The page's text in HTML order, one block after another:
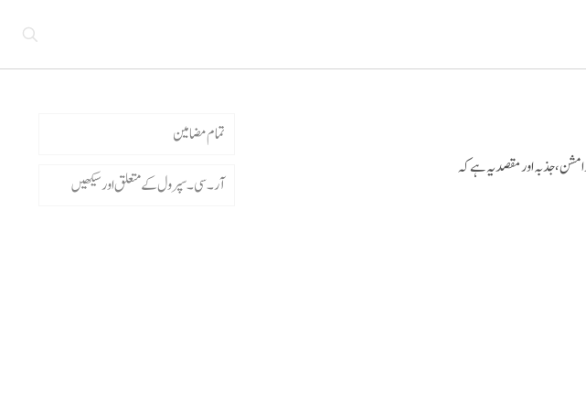
مشن ، جذبہ اور مقصد یہ ہے کہ
تمام مضامین
آر۔سی ۔سپرول کے متعلق اورسیکھیں